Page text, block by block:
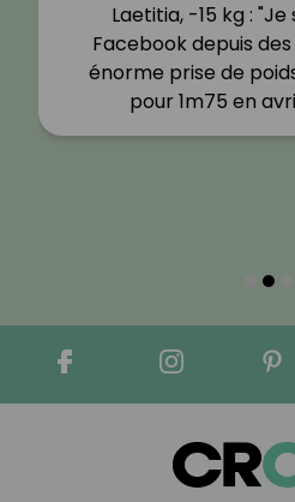
Laetitia, -15 kg :
Facebook depuis
énorme prise de
pour 1m75 en